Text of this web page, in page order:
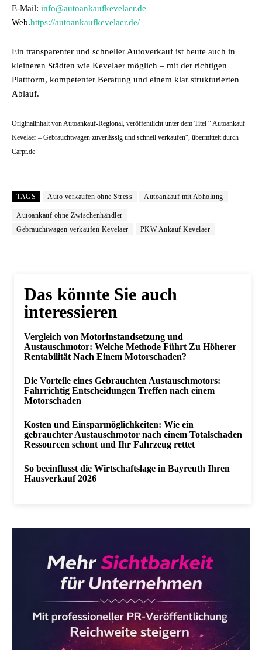
E-Mail: info@autoankaufkevelaer.de
Web.https://autoankaufkevelaer.de/
Ein transparenter und schneller Autoverkauf ist heute auch in
kleineren Städten wie Kevelaer möglich – mit der richtigen
Plattform, kompetenter Beratung und einem klar strukturierten
Ablauf.
Originalinhalt von Autoankauf-Regional, veröffentlicht unter dem Titel “ Autoankauf
Kevelaer – Gebrauchtwagen zuverlässig und schnell verkaufen“, übermittelt durch
Carpr.de
TAGS Auto verkaufen ohne Stress Autoankauf mit Abholung
Autoankauf ohne Zwischenhändler
Gebrauchtwagen verkaufen Kevelaer
PKW Ankauf Kevelaer
Das könnte Sie auch
interessieren
Vergleich von Motorinstandsetzung und
Austauschmotor: Welche Methode Führt Zu Höherer
Rentabilität Nach Einem Motorschaden?
Die Vorteile eines Gebrauchten Austauschmotors:
Fahrrichtig Entscheidungen Treffen nach einem
Motorschaden
Kosten und Einsparmöglichkeiten: Wie ein
gebrauchter Austauschmotor nach einem Totalschaden
Ressourcen schont und Ihr Fahrzeug rettet
So beeinflusst die Wirtschaftslage in Bayreuth Ihren
Hausverkauf 2026